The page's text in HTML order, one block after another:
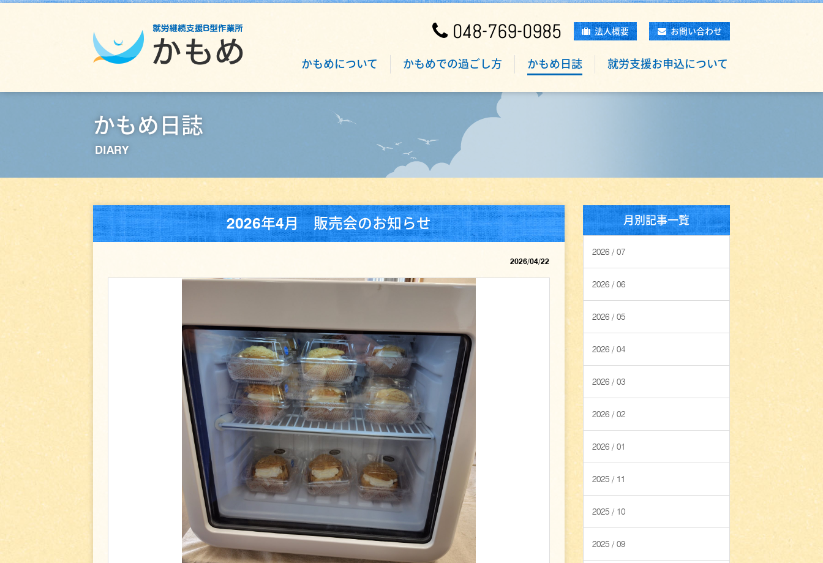
048-769-0985 法人概要 お問い合わせ
かもめについて かもめでの過ごし方 かもめ日誌 就労支援お申込について
かもめ日誌
DIARY
2026年4月 販売会のお知らせ
2026/04/22
月別記事一覧
2026 / 07
2026 / 06
2026 / 05
2026 / 04
2026 / 03
2026 / 02
2026 / 01
2025 / 11
2025 / 10
2025 / 09